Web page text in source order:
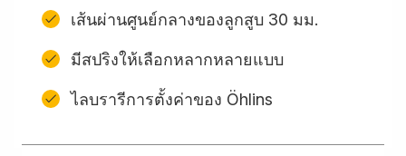
เส้นผ่านศูนย์กลางของลูกสูบ 30 มม.
มีสปริงให้เลือกหลากหลายแบบ
ไลบรารีการตั้งค่าของ Öhlins